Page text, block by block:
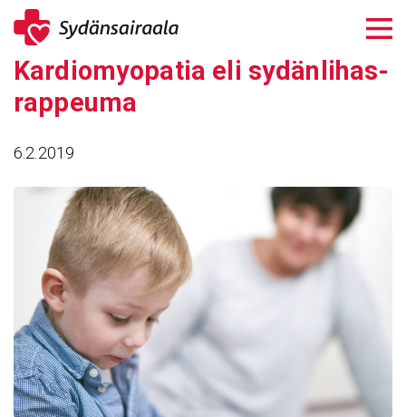
Siirry
sisältöön
Kardio­my­opatia eli sydän­li­has­
rap­peuma
6.2.2019